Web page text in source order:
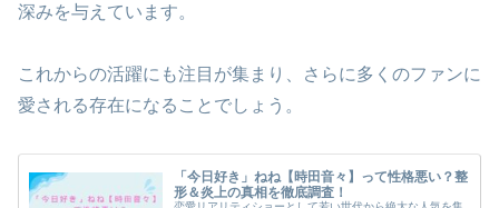
深みを与えています。
これからの活躍にも注目が集まり、さらに多くのファンに
愛される存在になることでしょう。
「今日好き」ねね【時田音々】って性格悪い？整
形＆炎上の真相を徹底調査！